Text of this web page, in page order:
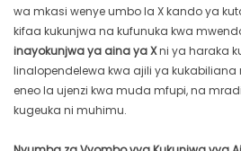
wa mkasi wenye umbo la X kando ya
kifaa kukunjwa na kufunuka kwa
inayokunjwa ya aina ya Xni ya haraka
linalopendelewa kwa ajili ya
eneo la ujenzi kwa muda mfupi, na
kugeuka ni muhimu.